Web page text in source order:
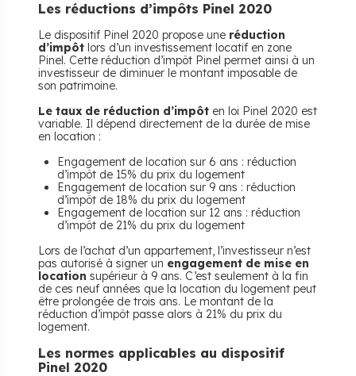
Les réductions d’impôts Pinel 2020
Le dispositif Pinel 2020 propose une réduction
d’impôt lors d’un investissement locatif en zone
Pinel. Cette réduction d’impôt Pinel permet ainsi à un
investisseur de diminuer le montant imposable de
son patrimoine.
Le taux de réduction d’impôt en loi Pinel 2020 est
variable. Il dépend directement de la durée de mise
en location :
Engagement de location sur 6 ans : réduction
d’impôt de 15% du prix du logement
Engagement de location sur 9 ans : réduction
d’impôt de 18% du prix du logement
Engagement de location sur 12 ans : réduction
d’impôt de 21% du prix du logement
Lors de l’achat d’un appartement, l’investisseur n’est
pas autorisé à signer un engagement de mise en
location supérieur à 9 ans. C’est seulement à la fin
de ces neuf années que la location du logement peut
être prolongée de trois ans. Le montant de la
réduction d’impôt passe alors à 21% du prix du
logement.
Les normes applicables au dispositif
Pinel 2020